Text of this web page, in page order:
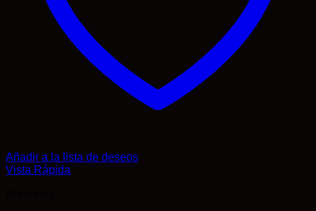
Añadir a la lista de deseos
Vista Rápida